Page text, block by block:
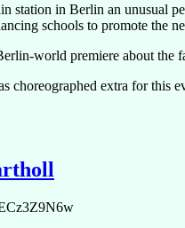
station in Berlin an unusual
schools to promote
world premiere about
choreographed extra for